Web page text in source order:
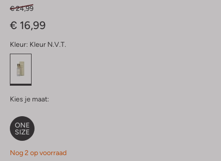
€ 24,99
€ 16,99
Kleur: Kleur N.v.t.
Kies je maat:
ONE
SIZE
Nog 2 op voorraad